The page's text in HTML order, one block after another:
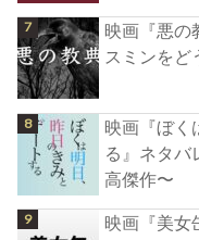
映画『悪の
スミンをど
映画『ぼく
る』ネタバ
高傑作〜
映画『美女